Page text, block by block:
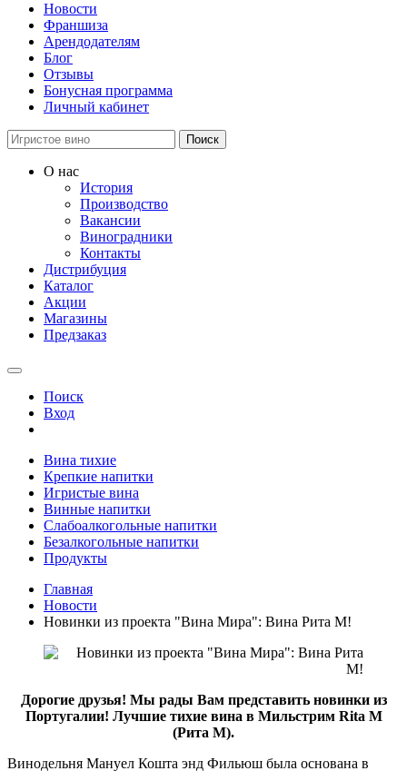
Новости
Франшиза
Арендодателям
Блог
Отзывы
Бонусная программа
Личный кабинет
Поиск
О нас
История
Производство
Вакансии
Виноградники
Контакты
Дистрибуция
Каталог
Акции
Магазины
Предзаказ
Поиск
Вход
Вина тихие
Крепкие напитки
Игристые вина
Винные напитки
Слабоалкогольные напитки
Безалкогольные напитки
Продукты
Главная
Новости
Новинки из проекта "Вина Мира": Вина Рита М!
Дорогие друзья! Мы рады Вам представить новинки из
Португалии! Лучшие тихие вина в Мильстрим Rita M
(Рита М).
Винодельня Мануел Кошта энд Фильюш была основана в